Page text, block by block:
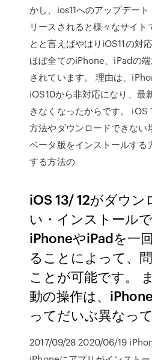
かし、ios11へのアップデー
リースされると様々なサイト
とと言えばやはりiOS11の対
ほぼ全てのiPhone、iPadの
されています。 理由は、
iOS10から非対応になり、最
きなくなったからです。 iOS
方法やダウンロードできない
ベータ版をインストールする
する方法の
iOS 13/ 12がダウン
い・インストールで
iPhoneやiPadを一
ることによって、
ことが可能です。
動の操作は、
ってだいぶ異なって
2017/09/28 2020/06/19